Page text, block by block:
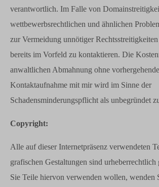
verantwortlich. Im Falle von
wettbewerbsrechtlichen und ähnlichen
zur Vermeidung unnötiger
bereits im Vorfeld zu kontaktieren. Die
anwaltlichen Abmahnung ohne vorhergehende
Kontaktaufnahme mit mir wird im Sinne der
Schadensminderungspflicht als unbegründet
Copyright:
Alle auf dieser Internetpräsenz verwendeten
grafischen Gestaltungen sind urheberrechtlich
Sie Teile hiervon verwenden wollen, wenden